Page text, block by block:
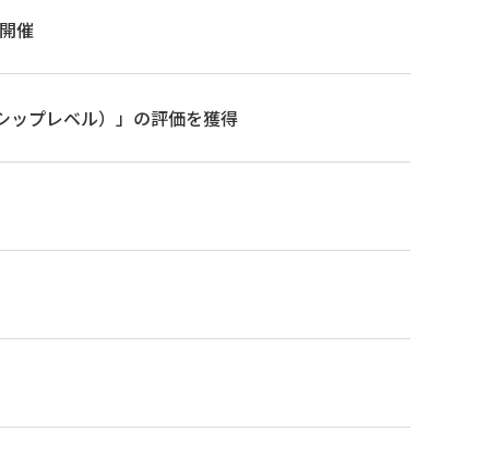
催
ップレベル）」の評価を獲得